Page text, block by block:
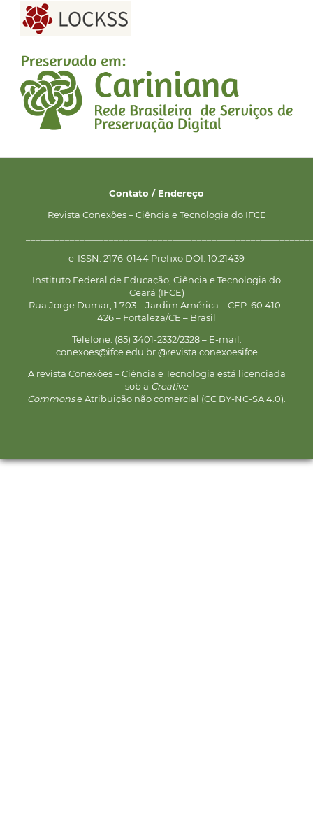
Contato / Endereço
Revista Conexões – Ciência e Tecnologia do IFCE
e-ISSN: 2176-0144 Prefixo DOI: 10.21439
Instituto Federal de Educação, Ciência e Tecnologia do
Ceará (IFCE)
Rua Jorge Dumar, 1.703 – Jardim América – CEP: 60.410-
426 – Fortaleza/CE – Brasil
Telefone: (85) 3401-2332/2328 – E-mail:
conexoes@ifce.edu.br @revista.conexoesifce
A revista Conexões – Ciência e Tecnologia está licenciada
sob a Creative
Commonse Atribuição não comercial (CC BY-NC-SA 4.0).